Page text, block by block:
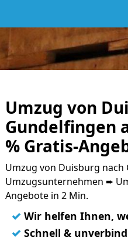
Umzug von
Gundelfingen
% Gratis-
Umzug von Duisburg nach
Umzugsunternehmen ➨
Angebote in 2 Min.
✓ Wir helfen Ihnen,
✓ Schnell &